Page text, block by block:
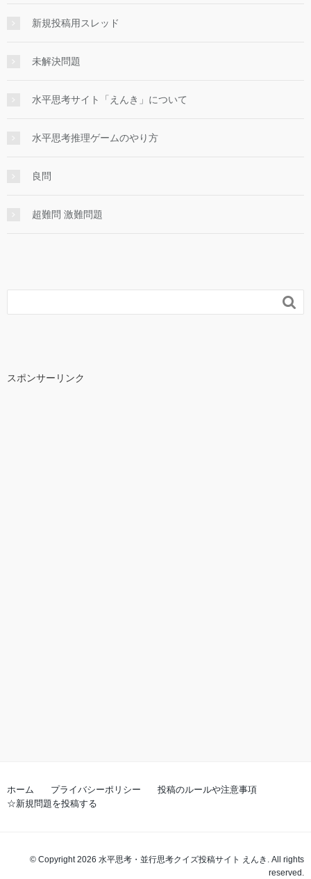
新規投稿用スレッド
未解決問題
水平思考サイト「えんき」について
水平思考推理ゲームのやり方
良問
超難問 激難問題

スポンサーリンク
ホーム プライバシーポリシー
投稿のルールや注意事項
☆新規問題を投稿する
© Copyright 2026 水平思考・並行思考クイズ投稿サイト えんき. All rights
reserved.